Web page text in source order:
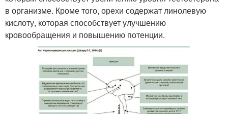
в организме. Кроме того, орехи содержат линолевую
кислоту, которая способствует улучшению
кровообращения и повышению потенции.